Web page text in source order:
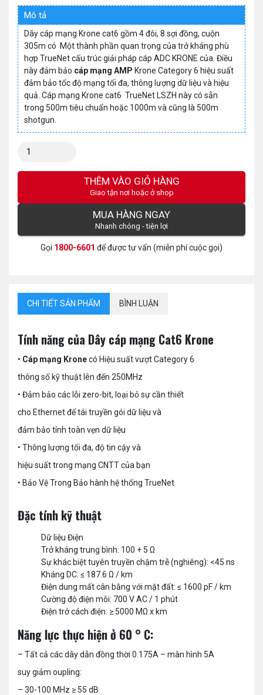
Mô tả
Dây cáp mạng Krone cat6 gồm 4 đôi, 8 sợi đồng, cuộn
305m có Một thành phần quan trọng của trở kháng phù
hợp TrueNet cấu trúc giải pháp cáp ADC KRONE của. Điều
này đảm bảo cáp mạng AMP Krone Category 6 hiệu suất
đảm bảo tốc độ mạng tối đa, thông lượng dữ liệu và hiệu
quả. Cáp mạng Krone cat6 TrueNet LSZH này có sẵn
trong 500m tiêu chuẩn hoặc 1000m và cũng là 500m
shotgun.
Số
THÊM VÀO GIỎ HÀNG
Giao tận nơi hoặc ở shop
MUA HÀNG NGAY
Nhanh chóng - tiện lợi
Gọi 1800-6601 để được tư vấn (miễn phí cuộc gọi)
CHI TIẾT SẢN PHẨM BÌNH LUẬN
Tính năng của Dây cáp mạng Cat6 Krone
• Cáp mạng Kronecó Hiệu suất vượt Category 6
thông số kỹ thuật lên đến 250MHz
• Đảm bảo các lỗi zero-bit, loại bỏ sự cần thiết
cho Ethernet để tái truyền gói dữ liệu và
đảm bảo tính toàn vẹn dữ liệu
• Thông lượng tối đa, độ tin cậy và
hiệu suất trong mạng CNTT của bạn
• Bảo Vệ Trong Bảo hành hệ thống TrueNet
Đặc tính kỹ thuật
Dữ liệu Điện
Trở kháng trung bình: 100 + 5 Ω
Sự khác biệt tuyên truyền chậm trễ (nghiêng): <45 ns
Kháng DC: ≤ 187.6 Ω / km
Điện dung mất cân bằng với mặt đất: ≤ 1600 pF / km
Cường độ điện môi: 700 V AC / 1 phút
Điện trở cách điện: ≥ 5000 MΩ x km
Năng lực thực hiện ở 60 ° C:
– Tất cả các dây dẫn đồng thời 0.175A – màn hình 5A
suy giảm oupling:
– 30-100 MHz ≥ 55 dB